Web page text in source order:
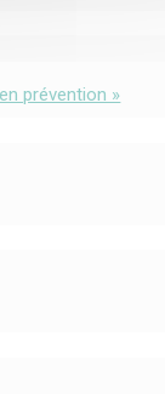
prévention »